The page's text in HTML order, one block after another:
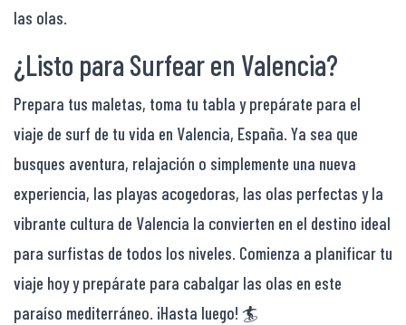
las olas.
¿Listo para Surfear en Valencia?
Prepara tus maletas, toma tu tabla y prepárate para el
viaje de surf de tu vida en Valencia, España. Ya sea que
busques aventura, relajación o simplemente una nueva
experiencia, las playas acogedoras, las olas perfectas y la
vibrante cultura de Valencia la convierten en el destino ideal
para surfistas de todos los niveles. Comienza a planificar tu
viaje hoy y prepárate para cabalgar las olas en este
paraíso mediterráneo. ¡Hasta luego! 🏄